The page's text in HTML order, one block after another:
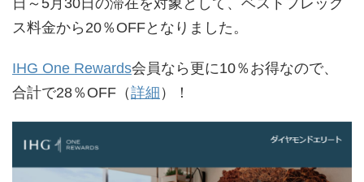
日～5月30日の滞在を対象として、ベストフレック
ス料金から20％OFFとなりました。
IHG One Rewards会員なら更に10％お得なので、
合計で28％OFF（詳細 ）！